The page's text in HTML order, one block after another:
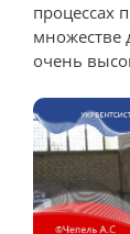
процессах
множестве
очень